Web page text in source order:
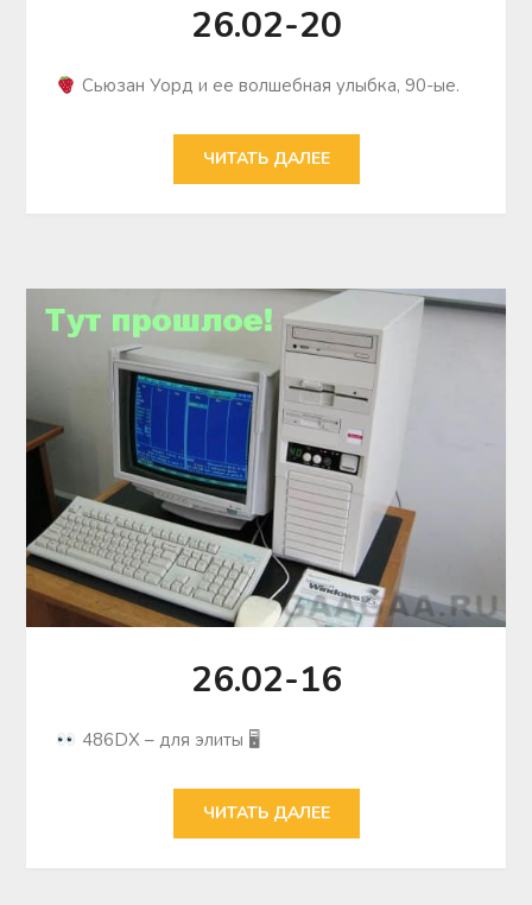
26.02-20
Сьюзан Уорд и ее волшебная улыбка, 90-ые.
ЧИТАТЬ ДАЛЕЕ
26.02-16
486DX – для элиты 🖥
ЧИТАТЬ ДАЛЕЕ